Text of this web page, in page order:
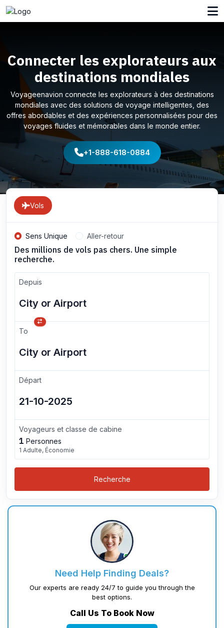
Connecter les explorateurs aux
destinations mondiales
Voyageenavion connecte les explorateurs à des destinations
mondiales avec des solutions de voyage intelligentes, des
offres abordables et des expériences personnalisées pour des
voyages fluides et mémorables dans le monde entier.
+1-888-618-0884
Vols
Sens Unique Aller-retour
Des millions de vols pas chers. Une simple
recherche.
Depuis
To
Départ
Voyageurs et classe de cabine
1 Personnes
1 Adulte, Économie
Recherche
Need Help Finding Deals?
Our experts are ready 24/7 to guide you through the
best options.
Call Us To Book Now